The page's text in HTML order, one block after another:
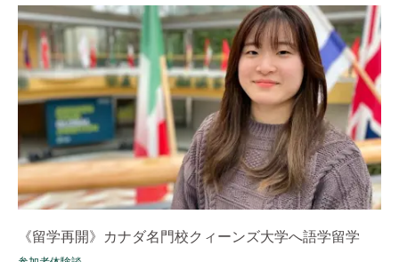
《留学再開》カナダ名門校クィーンズ大学へ語学留学